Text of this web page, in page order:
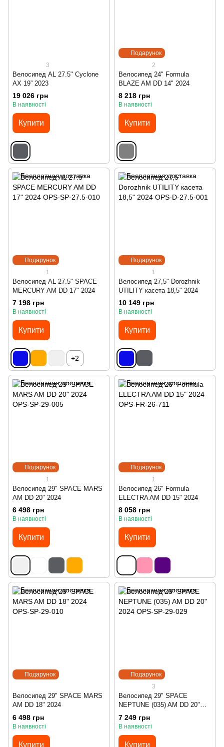
3
Велосипед AL 27.5" Cyclone
AX 19” 2023
19 026 грн
В наявності
Купити
Подарунок
2
Велосипед 24" Formula
BLAZE AM DD 14" 2024
8 218 грн
В наявності
Купити
Подарунок
1
Велосипед AL 27.5" SPACE
MERCURY AM DD 17" 2024
7 198 грн
В наявності
Купити
+2
Подарунок
1
Велосипед 27,5" Dorozhnik
UTILITY касета 18,5" 2024
10 149 грн
В наявності
Купити
Подарунок
1
Велосипед 29" SPACE MARS
AM DD 20" 2024
6 498 грн
В наявності
Купити
Подарунок
1
Велосипед 26" Formula
ELECTRA AM DD 15" 2024
8 058 грн
В наявності
Купити
Подарунок
Велосипед 29" SPACE MARS
AM DD 18" 2024
6 498 грн
В наявності
Купити
Подарунок
3
Велосипед 29" SPACE
NEPTUNE (035) AM DD 20"
2024
7 249 грн
В наявності
Купити